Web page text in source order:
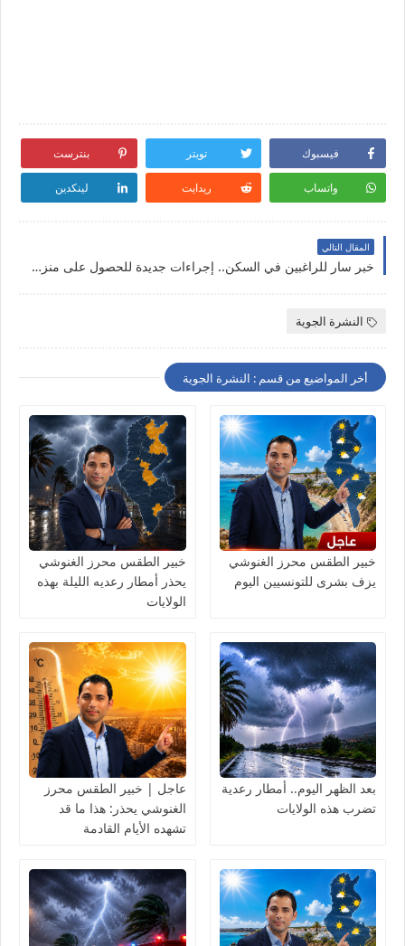
فيسبوك تويتر بنترست
واتساب ريدايت لينكدين
المقال التالي
خبر سار للراغبين في السكن.. إجراءات جديدة للحصول على منزل بالتقسيط أو الكراء المُملّك
النشرة الجوية
أخر المواضيع من قسم : النشرة الجوية
خبير الطقس محرز الغنوشي
يزف بشرى للتونسيين اليوم
خبير الطقس محرز الغنوشي
يحذر أمطار رعديه الليلة بهذه
الولايات
بعد الظهر اليوم.. أمطار رعدية
تضرب هذه الولايات
عاجل | خبير الطقس محرز
الغنوشي يحذر: هذا ما قد
تشهده الأيام القادمة